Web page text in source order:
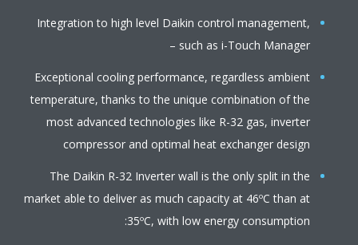
Integration to high level Daikin control management,
such as i-Touch Manager –
Exceptional cooling performance, regardless ambient
temperature, thanks to the unique combination of the
most advanced technologies like R-32 gas, inverter
compressor and optimal heat exchanger design
The Daikin R-32 Inverter wall is the only split in the
market able to deliver as much capacity at 46ºC than at
35ºC, with low energy consumption: